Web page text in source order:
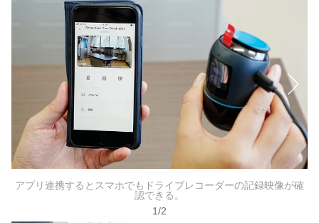
アプリ連携するとスマホでもドライブレコーダーの記録映像が確
認できる。
1/2